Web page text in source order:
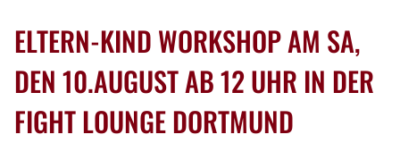
ELTERN-KIND WORKSHOP AM SA,
DEN 10.AUGUST AB 12 UHR IN DER
FIGHT LOUNGE DORTMUND